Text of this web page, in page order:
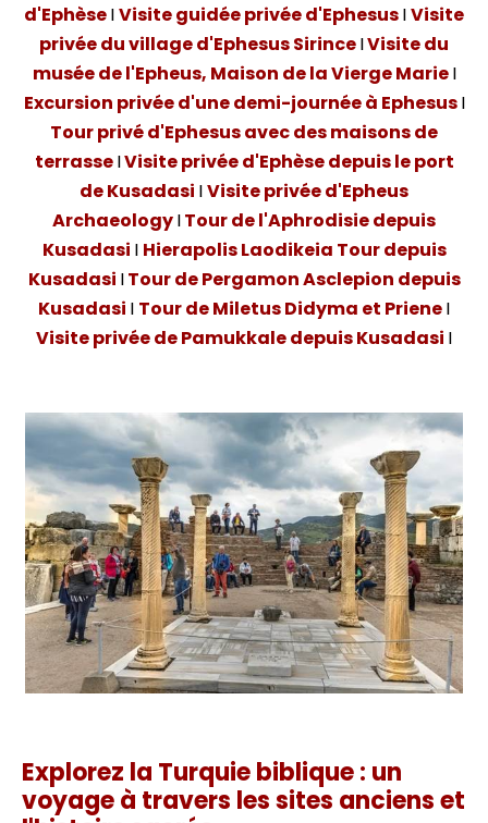
d'EphèseIVisite guidée privée d'EphesusIVisite
privée du village d'Ephesus SirinceIVisite du
musée de l'Epheus, Maison de la Vierge MarieI
Excursion privée d'une demi-journée à EphesusI
Tour privé d'Ephesus avec des maisons de
terrasseIVisite privée d'Ephèse depuis le port
de Kusadasi IVisite privée d'Epheus
ArchaeologyITour de l'Aphrodisie depuis
Kusadasi I Hierapolis Laodikeia Tour depuis
Kusadasi ITour de Pergamon Asclepion depuis
Kusadasi I Tour de Miletus Didyma et PrieneI
Visite privée de Pamukkale depuis Kusadasi I
Explorez la Turquie biblique : un
voyage à travers les sites anciens et